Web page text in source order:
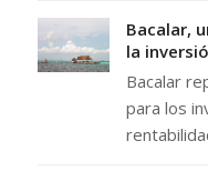
Bacalar,
la
Bacalar
para los